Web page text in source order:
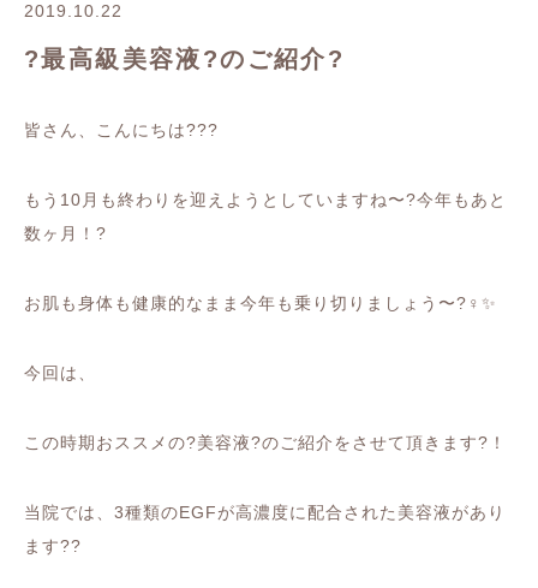
2019.10.22
?最高級美容液?のご紹介?
皆さん、こんにちは???
もう 10 月も終わりを迎えようとしていますね〜?今年もあと
数ヶ月！ ?
お肌も身体も健康的なまま今年も乗り切りましょう〜?‍♀️✨
今回は、
この時期おススメの?美容液?のご紹介をさせて頂きます? ！
当院では、 3種類のEGFが高濃度に配合された美容液があり
ます??